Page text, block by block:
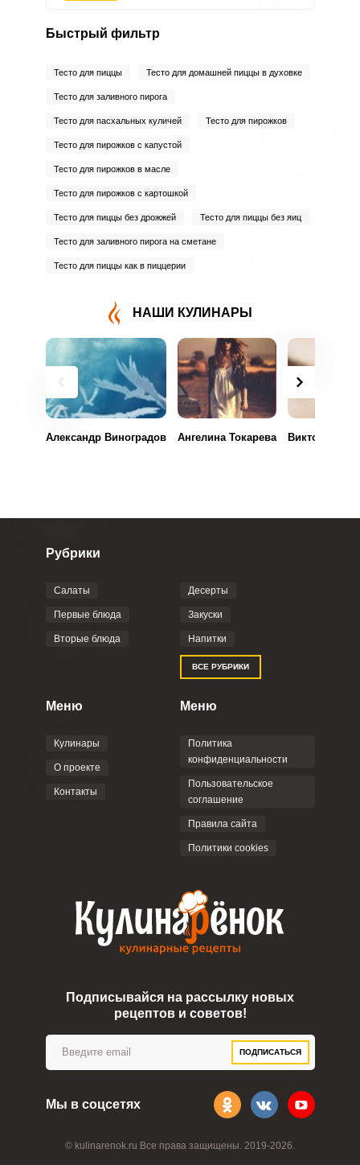
Быстрый фильтр
Тесто для пиццы Тесто для домашней пиццы в духовке
Тесто для заливного пирога
Тесто для пасхальных куличей Тесто для пирожков
Тесто для пирожков с капустой
Тесто для пирожков в масле
Тесто для пирожков с картошкой
Тесто для пиццы без дрожжей Тесто для пиццы без яиц
Тесто для заливного пирога на сметане
Тесто для пиццы как в пиццерии
НАШИ КУЛИНАРЫ
Александр Виноградов Ангелина Токарева Виктория
© kulinarenok.ru Все права защищены. 2019-2026.
Рубрики
Салаты
Первые блюда
Вторые блюда
Десерты
Закуски
Напитки
ВСЕ РУБРИКИ
Меню
Кулинары
О проекте
Контакты
Меню
Политика
конфиденциальности
Пользовательское
соглашение
Правила сайта
Политики cookies
Подписывайся на рассылку новых
рецептов и советов!
ПОДПИСАТЬСЯ
Мы в соцсетях